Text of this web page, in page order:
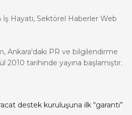
İş Hayatı, Sektörel Haberler Web
Ankara'daki PR ve bilgilendirme
2010 tarihinde yayına başlamıştır.
destek kuruluşuna ilk “garanti”